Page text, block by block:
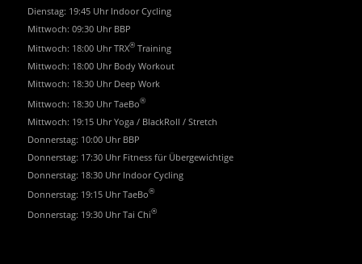
Dienstag: 19:45 Uhr Indoor Cycling
Mittwoch: 09:30 Uhr BBP
Mittwoch: 18:00 Uhr TRX®Training
Mittwoch: 18:00 Uhr Body Workout
Mittwoch: 18:30 Uhr Deep Work
Mittwoch: 18:30 Uhr TaeBo®
Mittwoch: 19:15 Uhr Yoga / BlackRoll / Stretch
Donnerstag: 10:00 Uhr BBP
Donnerstag: 17:30 Uhr Fitness für Übergewichtige
Donnerstag: 18:30 Uhr Indoor Cycling
Donnerstag: 19:15 Uhr TaeBo®
Donnerstag: 19:30 Uhr Tai Chi®